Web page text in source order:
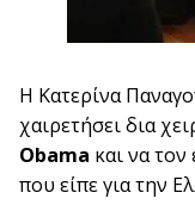
Η Κατερίνα
χαιρετήσει δια
Obama και να τον
που είπε για την